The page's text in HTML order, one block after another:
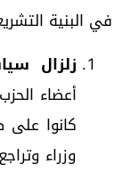
في البنية
زلزال
أعضاء
وزراء